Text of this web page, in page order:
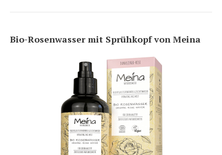
Bio-Rosenwasser mit Sprühkopf von Meina